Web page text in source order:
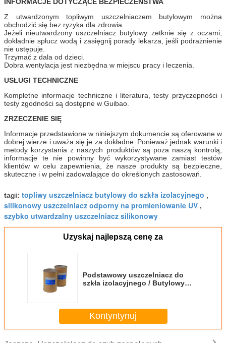
Z utwardzonym topliwym uszczelniaczem butylowym można
obchodzić się bez ryzyka dla zdrowia.
Jeżeli nieutwardzony uszczelniacz butylowy zetknie się z oczami,
dokładnie spłucz wodą i zasięgnij porady lekarza, jeśli podrażnienie
nie ustępuje.
Trzymać z dala od dzieci.
Dobra wentylacja jest niezbędna w miejscu pracy i leczenia.
USŁUGI TECHNICZNE
Kompletne informacje techniczne i literatura, testy przyczepności i
testy zgodności są dostępne w Guibao.
ZRZECZENIE SIĘ
Informacje przedstawione w niniejszym dokumencie są oferowane w
dobrej wierze i uważa się je za dokładne. Ponieważ jednak warunki i
metody korzystania z naszych produktów są poza naszą kontrolą,
informacje te nie powinny być wykorzystywane zamiast testów
klientów w celu zapewnienia, że ​​nasze produkty są bezpieczne,
skuteczne i w pełni zadowalające do określonych zastosowań.
tagi: topliwy uszczelniacz butylowy do szkła izolacyjnego ,
silikonowy uszczelniacz odporny na promieniowanie UV ,
szybko utwardzalny uszczelniacz silikonowy
Uzyskaj najlepszą cenę za
Podstawowy uszczelniacz do
szkła izolacyjnego / Butylowy
Kontyntynuj